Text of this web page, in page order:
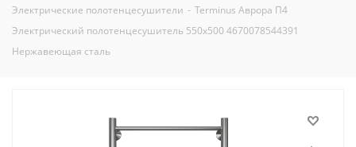
Электрические полотенцесушители - Terminus Аврора П4
Электрический полотенцесушитель 550х500 4670078544391
Нержавеющая сталь